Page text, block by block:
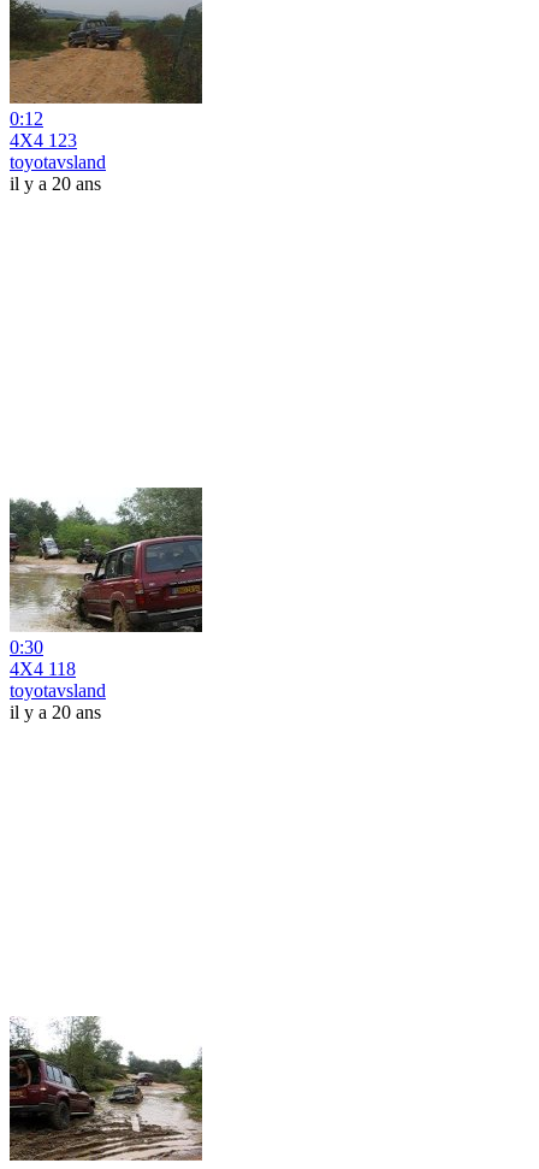
0:12
4X4 123
toyotavsland
il y a 20 ans
0:30
4X4 118
toyotavsland
il y a 20 ans